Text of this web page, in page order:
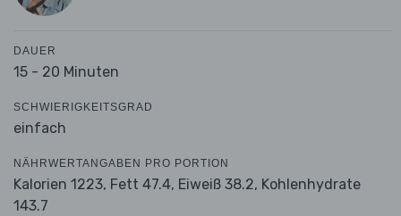
DAUER
15 - 20 Minuten
SCHWIERIGKEITSGRAD
einfach
NÄHRWERTANGABEN PRO PORTION
Kalorien 1223, Fett 47.4, Eiweiß 38.2, Kohlenhydrate
143.7